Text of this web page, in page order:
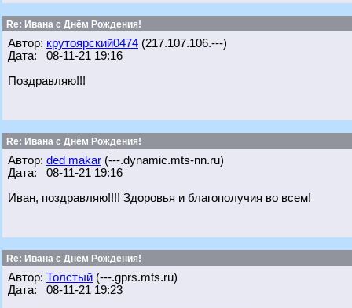
Re: Ивана с Днём Рождения!
Автор: крутоярский0474 (217.107.106.---)
Дата: 08-11-21 19:16
Поздравляю!!!
Re: Ивана с Днём Рождения!
Автор: ded makar (---.dynamic.mts-nn.ru)
Дата: 08-11-21 19:16
Иван, поздравляю!!!! Здоровья и благополучия во всем!
Re: Ивана с Днём Рождения!
Автор: Толстый (---.gprs.mts.ru)
Дата: 08-11-21 19:23